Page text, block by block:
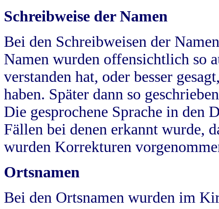
Schreibweise der Namen
Bei den Schreibweisen der
Namen wurden offensichtlich so
verstanden hat, oder besser
haben. Später dann so
Die gesprochene Sprache in
Fällen bei denen erkannt wurde,
wurden Korrekturen
Ortsnamen
Bei den Ortsnamen wurden im